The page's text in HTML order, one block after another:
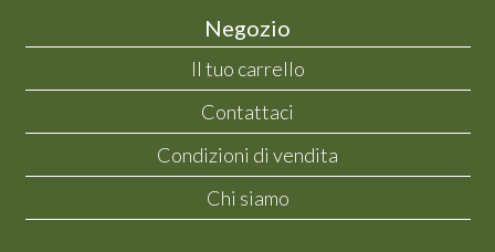
Negozio
Il tuo carrello
Contattaci
Condizioni di vendita
Chi siamo